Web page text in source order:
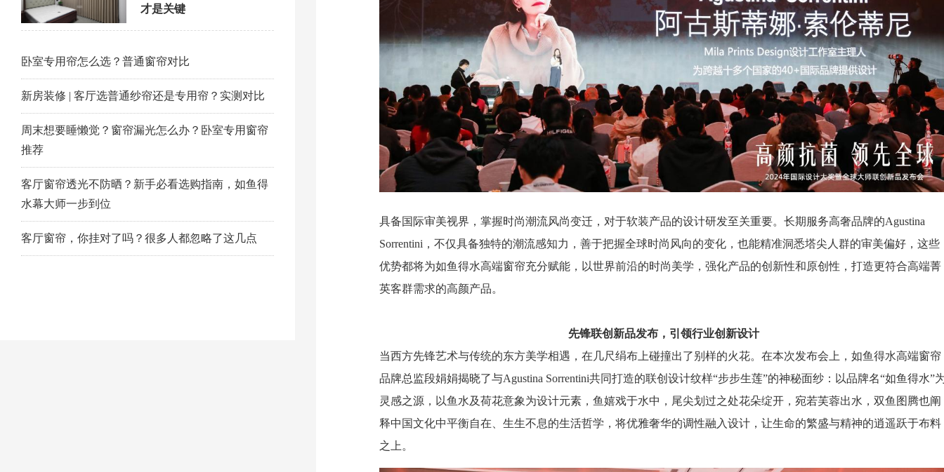
才是关键
卧室专用帘怎么选？普通窗帘对比
新房装修 | 客厅选普通纱帘还是专用帘？实测对比
周末想要睡懒觉？窗帘漏光怎么办？卧室专用窗帘
推荐
客厅窗帘透光不防晒？新手必看选购指南，如鱼得
水幕大师一步到位
客厅窗帘，你挂对了吗？很多人都忽略了这几点
具备国际审美视界，掌握时尚潮流风尚变迁，对于软装产品的设计研发至关重要。长期服务高奢品牌的Agustina
Sorrentini，不仅具备独特的潮流感知力，善于把握全球时尚风向的变化，也能精准洞悉塔尖人群的审美偏好，这些
优势都将为如鱼得水高端窗帘充分赋能，以世界前沿的时尚美学，强化产品的创新性和原创性，打造更符合高端菁
英客群需求的高颜产品。
先锋联创新品发布，引领行业创新设计
当西方先锋艺术与传统的东方美学相遇，在几尺绢布上碰撞出了别样的火花。在本次发布会上，如鱼得水高端窗帘
品牌总监段娟娟揭晓了与Agustina Sorrentini共同打造的联创设计纹样“步步生莲”的神秘面纱：以品牌名“如鱼得水”
灵感之源，以鱼水及荷花意象为设计元素，鱼嬉戏于水中，尾尖划过之处花朵绽开，宛若芙蓉出水，双鱼图腾也阐
释中国文化中平衡自在、生生不息的生活哲学，将优雅奢华的调性融入设计，让生命的繁盛与精神的逍遥跃于布料
之上。